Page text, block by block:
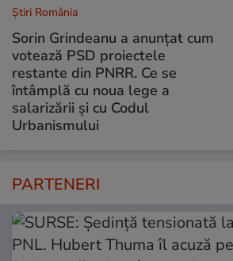
Știri România
Sorin Grindeanu a anunțat cum
votează PSD proiectele
restante din PNRR. Ce se
întâmplă cu noua lege a
salarizării și cu Codul
Urbanismului
PARTENERI